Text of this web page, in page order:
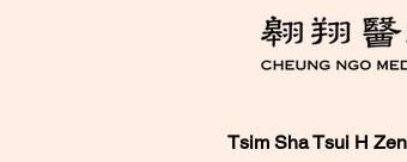
Tsim Sha Tsui H